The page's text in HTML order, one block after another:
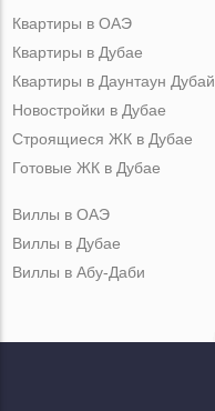
Квартиры в ОАЭ
Квартиры в Дубае
Квартиры в Даунтаун Дубай
Новостройки в Дубае
Строящиеся ЖК в Дубае
Готовые ЖК в Дубае
Виллы в ОАЭ
Виллы в Дубае
Виллы в Абу-Даби